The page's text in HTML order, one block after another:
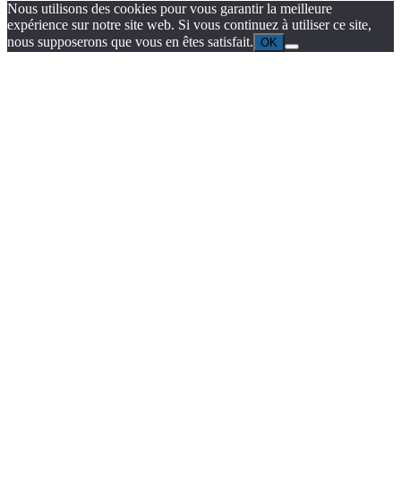
Nous utilisons des cookies pour vous garantir la meilleure
expérience sur notre site web. Si vous continuez à utiliser ce site,
nous supposerons que vous en êtes satisfait. OK